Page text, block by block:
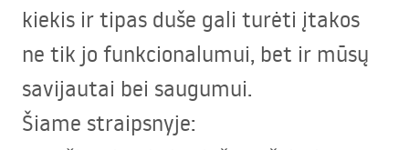
kiekis ir tipas duše gali turėti įtakos
ne tik jo funkcionalumui, bet ir mūsų
savijautai bei saugumui.
Šiame straipsnyje: